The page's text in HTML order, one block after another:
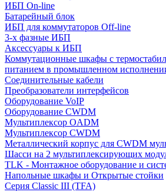
ИБП On-line
Батарейный блок
ИБП для коммутаторов Off-line
3-х фазные ИБП
Аксессуары к ИБП
Коммутационные шкафы с
питанием в промышленном
Соединительные кабели
Преобразователи интерфейсов
Оборудование VoIP
Оборудование CWDM
Мультиплекcор OADM
Мультиплексор CWDM
Металлический корпус для CWDM
Шасси на 2 мультиплексирующих
TLK - Монтажное оборудование и
Напольные шкафы и Открытые стойки
Серия Classic III (TFA)